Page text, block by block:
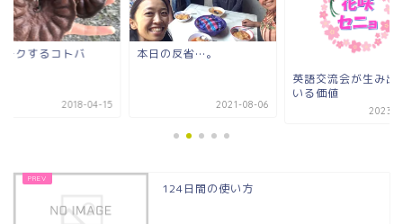
ークするコトバ
2018-04-15
本日の反省…。
2021-08-06
英語交流会が生み出
いる価値
2023-
124日間の使い方